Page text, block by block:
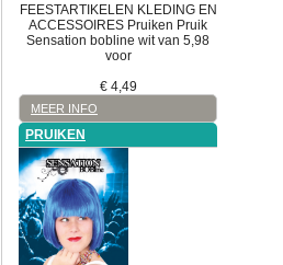
FEESTARTIKELEN KLEDING EN
ACCESSOIRES Pruiken Pruik
Sensation bobline wit van 5,98
voor
€ 4,49
MEER INFO
PRUIKEN